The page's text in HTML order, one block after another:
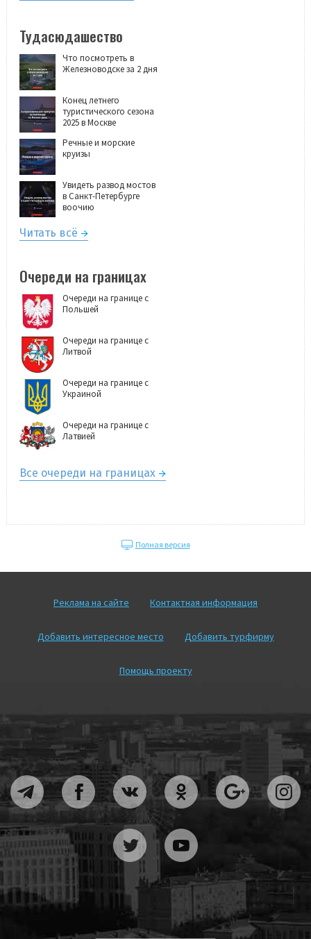
Тудасюдашество
Что посмотреть в
Железноводске за 2 дня
Конец летнего
туристического сезона
2025 в Москве
Речные и морские
круизы
Увидеть развод мостов
в Санкт-Петербурге
воочию
Читать всё
Очереди на границах
Очереди на границе с
Польшей
Очереди на границе с
Литвой
Очереди на границе с
Украиной
Очереди на границе с
Латвией
Все очереди на границах
Полная версия
Реклама на сайте Контактная информация
Добавить интересное место Добавить турфирму
Помощь проекту